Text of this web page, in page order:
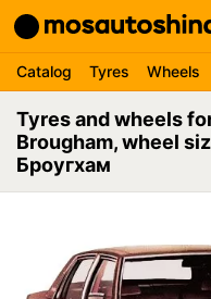
Catalog Tyres Wheels
Tyres and wheels
Brougham, wheel
Броугхам